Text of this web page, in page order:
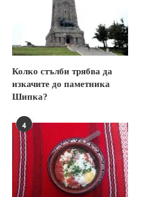
Колко стълби трябва да
изкачите до паметника
Шипка?
4